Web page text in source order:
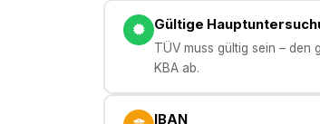
Gültige
TÜV muss gültig sein – den
KBA ab.
IBAN